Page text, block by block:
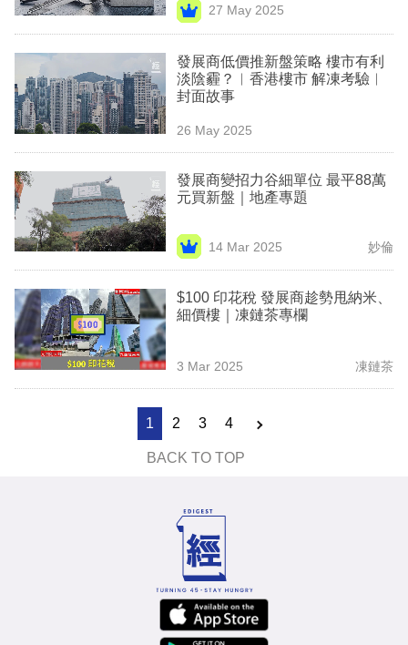
27 May 2025
發展商低價推新盤策略 樓市有利
淡陰霾？︳香港樓市 解凍考驗︳
封面故事
26 May 2025
發展商變招力谷細單位 最平88萬
元買新盤｜地產專題
14 Mar 2025 妙倫
$100 印花稅 發展商趁勢甩納米、
細價樓｜凍鏈茶專欄
3 Mar 2025 凍鏈茶
1 2 3 4
BACK TO TOP